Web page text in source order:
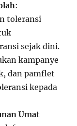
:
toleransi
sejak dini.
kampanye
dan pamflet
kepada
Umat